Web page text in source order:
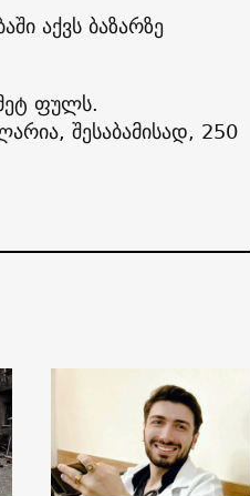
აქვს ბაზარზე
ფულს.
შესაბამისად, 250